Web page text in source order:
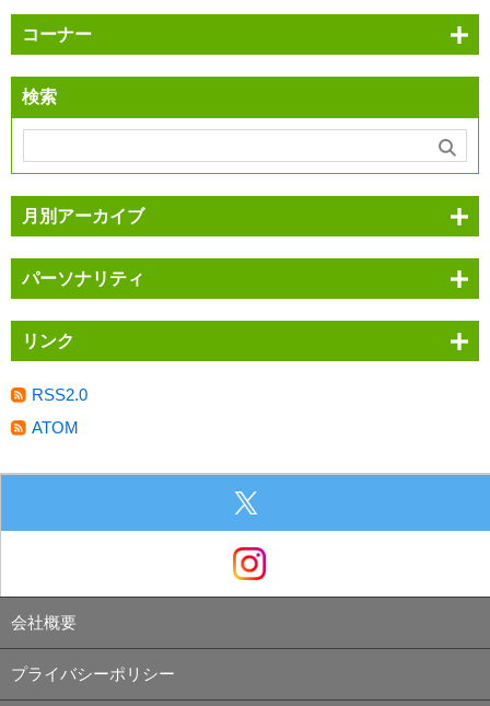
コーナー
検索
月別アーカイブ
パーソナリティ
リンク
RSS2.0
ATOM
会社概要
プライバシーポリシー